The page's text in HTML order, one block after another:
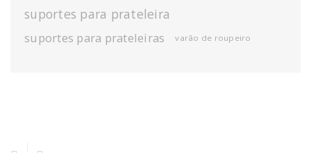
suportes para prateleira
suportes para prateleiras varão de roupeiro